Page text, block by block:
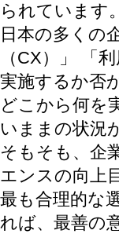
られています。
日本の多くの
（CX）」 「
実施するか否
どこから何を
いままの状況
そもそも、企
エンスの向上
最も合理的な
れば、最善の